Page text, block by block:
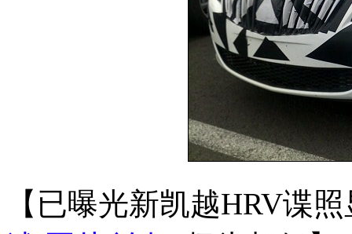
【已曝光新凯越HRV谍